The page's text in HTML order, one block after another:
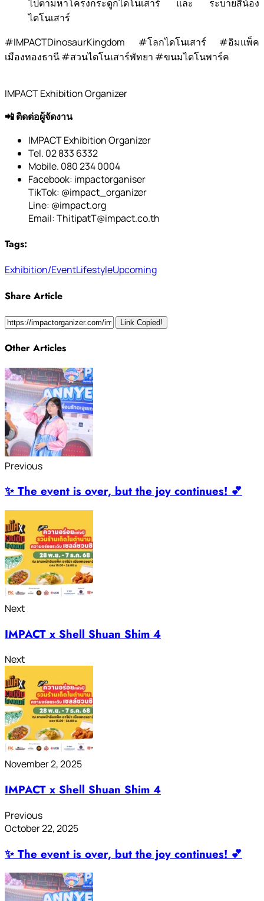
ไปตามหาโครงกระดูกไดโนเสาร์ และ ระบายสีน้อง
ไดโนเสาร์
#IMPACTDinosaurKingdom #โลกไดโนเสาร์ #อิมแพ็ค
เมืองทองธานี #สวนไดโนเสาร์พัทยา #ขนมไดโนพาร์ค
IMPACT Exhibition Organizer
📲 ติดต่อผู้จัดงาน
IMPACT Exhibition Organizer
Tel. 02 833 6332
Mobile. 080 234 0004
Facebook: impactorganiser
TikTok: @impact_organizer
Line: @impact.org
Email:ThitipatT@impact.co.th
Tags:
Exhibition/EventLifestyleUpcoming
Share Article
Link Copied!
Other Articles
Previous
✨ The event is over, but the joy continues! 💕
Next
IMPACT x Shell Shuan Shim 4
Next
November 2, 2025
IMPACT x Shell Shuan Shim 4
Previous
October 22, 2025
✨ The event is over, but the joy continues! 💕